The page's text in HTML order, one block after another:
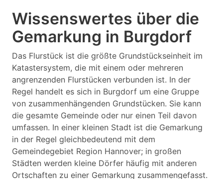
Wissenswertes über die
Gemarkung in Burgdorf
Das Flurstück ist die größte Grundstückseinheit im
Katastersystem, die mit einem oder mehreren
angrenzenden Flurstücken verbunden ist. In der
Regel handelt es sich in Burgdorf um eine Gruppe
von zusammenhängenden Grundstücken. Sie kann
die gesamte Gemeinde oder nur einen Teil davon
umfassen. In einer kleinen Stadt ist die Gemarkung
in der Regel gleichbedeutend mit dem
Gemeindegebiet Region Hannover; in großen
Städten werden kleine Dörfer häufig mit anderen
Ortschaften zu einer Gemarkung zusammengefasst.